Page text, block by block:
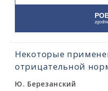
Некоторые
отрицательной
Ю. Березанский